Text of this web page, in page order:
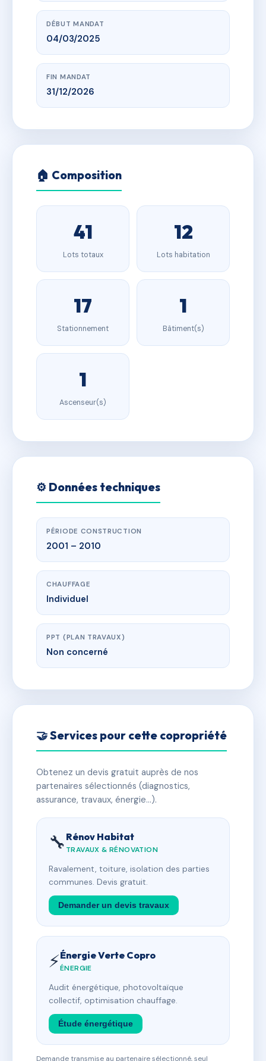
DÉBUT MANDAT
04/03/2025
FIN MANDAT
31/12/2026
🏠 Composition
41
Lots totaux
12
Lots habitation
17
Stationnement
1
Bâtiment(s)
1
Ascenseur(s)
⚙️ Données techniques
PÉRIODE CONSTRUCTION
2001 – 2010
CHAUFFAGE
Individuel
PPT (PLAN TRAVAUX)
Non concerné
🤝 Services pour cette copropriété
Obtenez un devis gratuit auprès de nos
partenaires sélectionnés (diagnostics,
assurance, travaux, énergie…).
🔧 Rénov Habitat
TRAVAUX & RÉNOVATION
Ravalement, toiture, isolation des parties
communes. Devis gratuit.
Demander un devis travaux
⚡Énergie Verte Copro
ÉNERGIE
Audit énergétique, photovoltaïque
collectif, optimisation chauffage.
Étude énergétique
Demande transmise au partenaire sélectionné, seul